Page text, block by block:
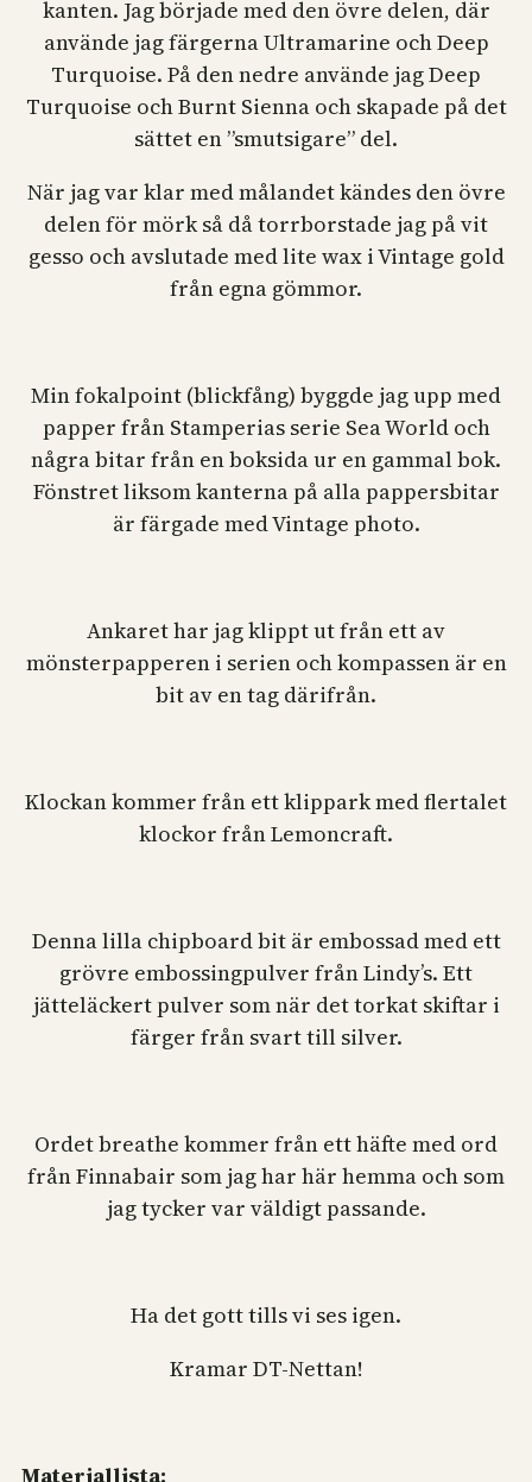
kanten. Jag började med den övre delen, där
använde jag färgerna Ultramarine och Deep
Turquoise. På den nedre använde jag Deep
Turquoise och Burnt Sienna och skapade på det
sättet en ”smutsigare” del.
När jag var klar med målandet kändes den övre
delen för mörk så då torrborstade jag på vit
gesso och avslutade med lite wax i Vintage gold
från egna gömmor.
Min fokalpoint (blickfång) byggde jag upp med
papper från Stamperias serie Sea World och
några bitar från en boksida ur en gammal bok.
Fönstret liksom kanterna på alla pappersbitar
är färgade med Vintage photo.
Ankaret har jag klippt ut från ett av
mönsterpapperen i serien och kompassen är en
bit av en tag därifrån.
Klockan kommer från ett klippark med flertalet
klockor från Lemoncraft.
Denna lilla chipboard bit är embossad med ett
grövre embossingpulver från Lindy’s. Ett
jätteläckert pulver som när det torkat skiftar i
färger från svart till silver.
Ordet breathe kommer från ett häfte med ord
från Finnabair som jag har här hemma och som
jag tycker var väldigt passande.
Ha det gott tills vi ses igen.
Kramar DT-Nettan!
Materiallista: